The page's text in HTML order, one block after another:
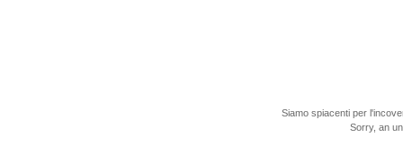
Siamo spiacenti per
Sorry, an